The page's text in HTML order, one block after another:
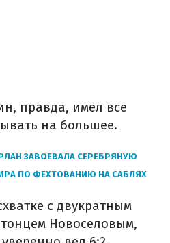
правда, имел все
на большее.
ЗАВОЕВАЛА СЕРЕБРЯНУЮ
ПО ФЕХТОВАНИЮ НА САБЛЯХ
с двукратным
Новоселовым,